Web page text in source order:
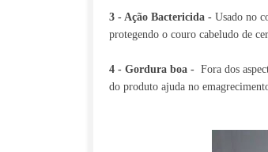
3 - Ação Bactericida - Usado no
protegendo o couro cabeludo de
4 - Gordura boa - Fora dos
do produto ajuda no